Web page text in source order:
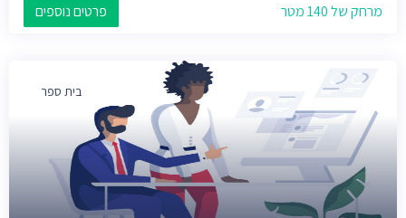
מרחק של 140 מטר פרטים נוספים
בית ספר